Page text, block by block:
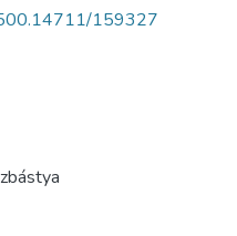
159327